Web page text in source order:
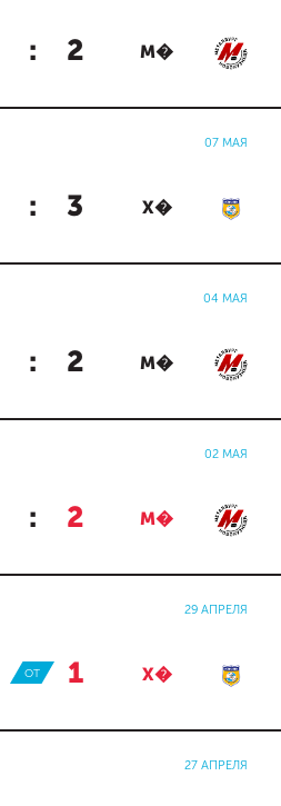
: 2 М�
07 МАЯ
: 3 Х�
04 МАЯ
: 2 М�
02 МАЯ
: 2 М�
29 АПРЕЛЯ
: 1 Х�
ОТ
27 АПРЕЛЯ